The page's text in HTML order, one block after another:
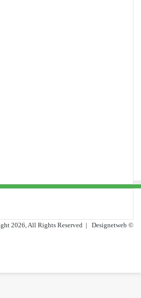
© Copyright 2026, All Rights Reserved |
Designetweb